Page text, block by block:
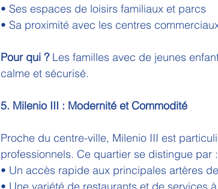
• Ses espaces de loisirs familiaux et parcs
• Sa proximité avec les centres
Pour qui ? Les familles avec de jeunes
calme et sécurisé.
5. Milenio III : Modernité et Commodité
Proche du centre-ville, Milenio III est
professionnels. Ce quartier se distingue par :
• Un accès rapide aux principales artères
• Une variété de restaurants et de services